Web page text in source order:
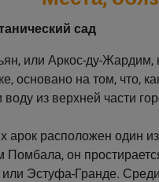
сад
или Аркос-ду-Жардим,
основано на том, что,
из верхней части
арок расположен один
Помбала, он
Эстуфа-Гранде.